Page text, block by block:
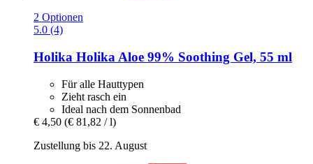
2 Optionen
5.0 (4)
Holika Holika Aloe 99% Soothing Gel, 55 ml
Für alle Hauttypen
Zieht rasch ein
Ideal nach dem Sonnenbad
€ 4,50 (€ 81,82 / l)
Zustellung bis 22. August